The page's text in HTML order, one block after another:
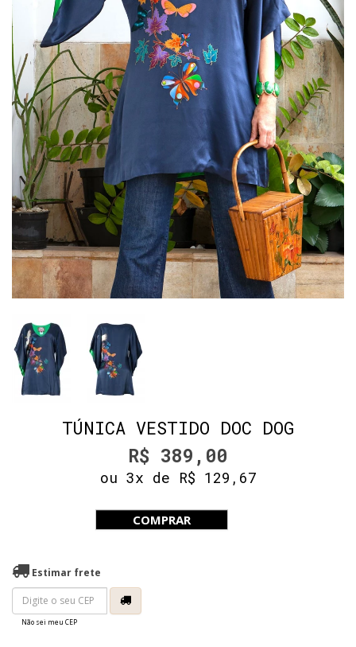
TÚNICA VESTIDO DOC DOG
R$ 389,00
ou 3x de R$ 129,67
COMPRAR
Estimar frete
Não sei meu CEP